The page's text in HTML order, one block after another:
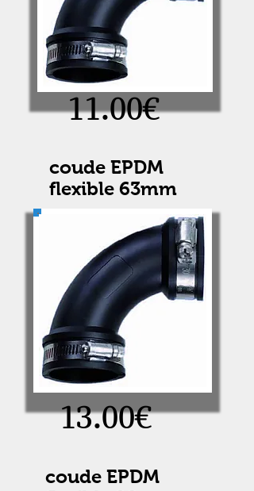
11.00€
coude EPDM
flexible 63mm
13.00€
coude EPDM